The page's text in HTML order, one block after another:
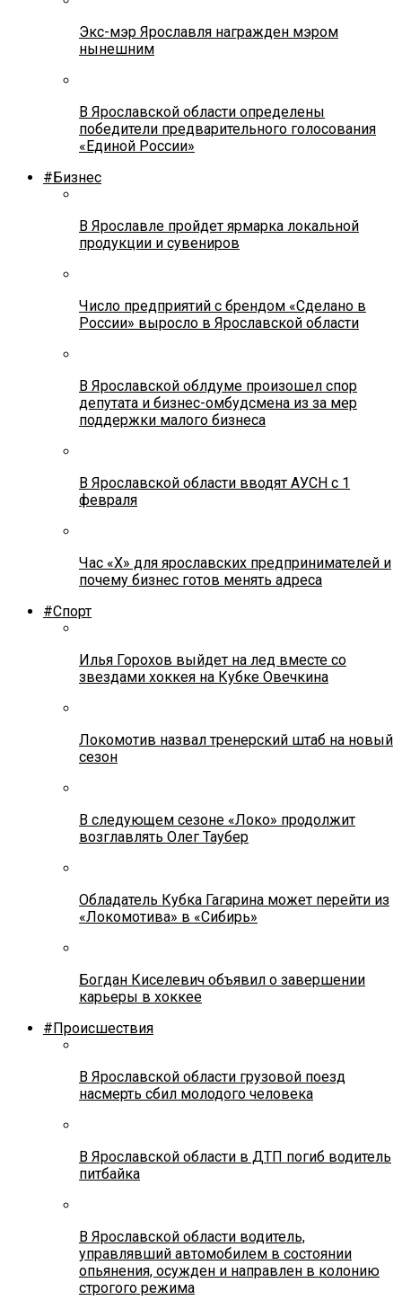
Экс-мэр Ярославля награжден мэром
нынешним
В Ярославской области определены
победители предварительного голосования
«Единой России»
#Бизнес
В Ярославле пройдет ярмарка локальной
продукции и сувениров
Число предприятий с брендом «Сделано в
России» выросло в Ярославской области
В Ярославской облдуме произошел спор
депутата и бизнес-омбудсмена из за мер
поддержки малого бизнеса
В Ярославской области вводят АУСН с 1
февраля
Час «Х» для ярославских предпринимателей и
почему бизнес готов менять адреса
#Спорт
Илья Горохов выйдет на лед вместе со
звездами хоккея на Кубке Овечкина
Локомотив назвал тренерский штаб на новый
сезон
В следующем сезоне «Локо» продолжит
возглавлять Олег Таубер
Обладатель Кубка Гагарина может перейти из
«Локомотива» в «Сибирь»
Богдан Киселевич объявил о завершении
карьеры в хоккее
#Происшествия
В Ярославской области грузовой поезд
насмерть сбил молодого человека
В Ярославской области в ДТП погиб водитель
питбайка
В Ярославской области водитель,
управлявший автомобилем в состоянии
опьянения, осужден и направлен в колонию
строгого режима